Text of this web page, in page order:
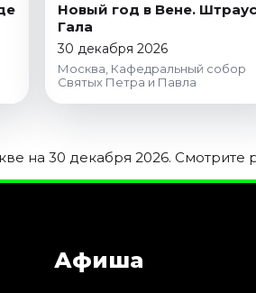
Новый год в Вене.
Гала
30 декабря 2026
Москва, Кафедральный собор
Святых Петра и Павла
на 30 декабря 2026. Смотрите
Афиша